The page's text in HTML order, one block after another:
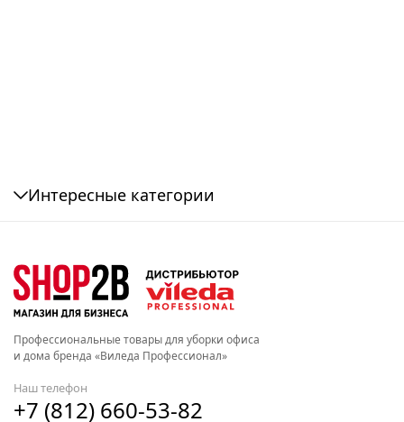
Интересные категории
Профессиональные товары для уборки офиса
и дома бренда «Виледа Профессионал»
Наш телефон
+7 (812) 660-53-82